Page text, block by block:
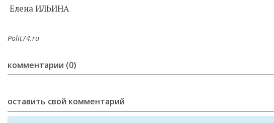
Елена ИЛЬИНА
Polit74.ru
комментарии (0)
оставить свой комментарий